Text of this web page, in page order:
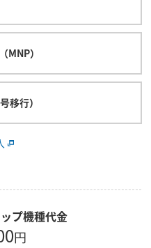
）
移行）
プ機種代金
円